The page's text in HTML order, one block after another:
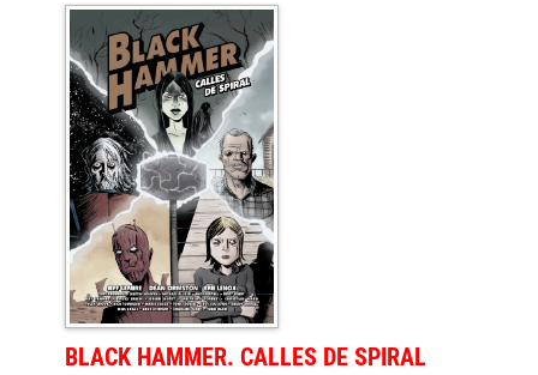
misterios alrededor de la muerte de Tommy aún no han
sido borrados y cuando todos los pecados que ahora
persiguen a la familia Pike aún no se habían cometido.
Este tomo profundiza aún más en la génesis de la
soledad de los personajes, atrapados en una ciudad
que se siente tan sola y atrapada como ellos. 'Royal
City' es el regreso de Jeff Lemire al territorio literario y
temático de la trilogía de 'Essex County' (Astiberri,
2008-2010), y su proyecto más ambicioso y personal
hasta la fecha.
BLACK HAMMER. CALLES DE SPIRAL